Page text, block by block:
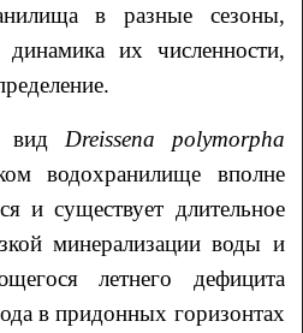
в разные сезоны,
динамика их численности,
вид Dreissena
polymorpha
водохранилище вполне
и существует длительное
минерализации воды и
летнего дефицита
в придонных горизонтах